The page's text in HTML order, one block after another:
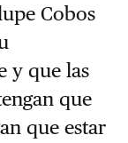
Cobos
y que las
que
que estar